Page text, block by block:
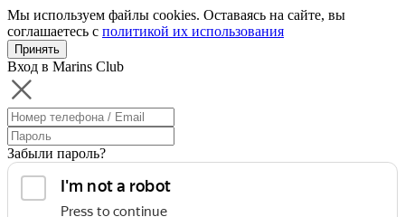
Мы используем файлы cookies. Оставаясь на сайте, вы
соглашаетесь с политикой их использования
Принять
Вход в Marins Club
Забыли пароль?